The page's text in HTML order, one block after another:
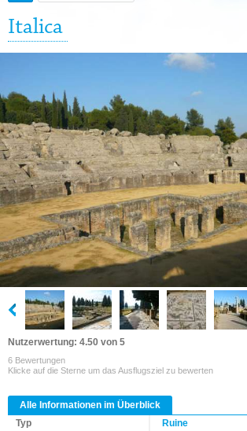
Italica
Nutzerwertung: 4.50 von 5
6 Bewertungen
Klicke auf die Sterne um das Ausflugsziel zu bewerten
Alle Informationen im Überblick
Typ
Ruine